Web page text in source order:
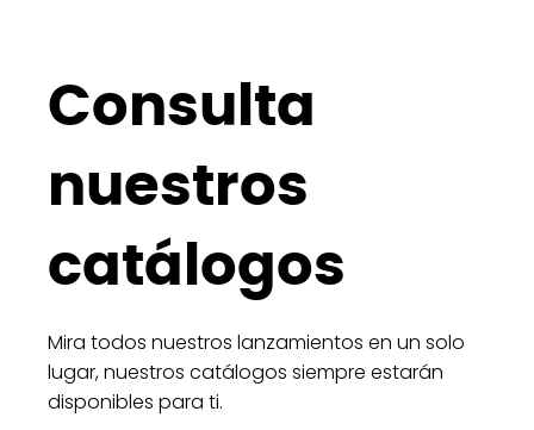
Consulta
nuestros
catálogos
Mira todos nuestros lanzamientos en un solo
lugar, nuestros catálogos siempre estarán
disponibles para ti.